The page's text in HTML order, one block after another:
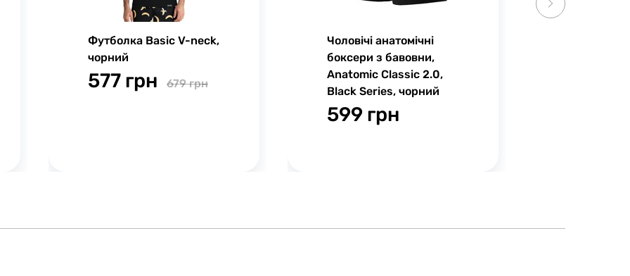
Футболка Basic V-neck,
чорний
577 грн 679 грн
Чоловічі анатомічні
боксери з бавовни,
Anatomic Classic 2.0,
Black Series, чорний
599 грн